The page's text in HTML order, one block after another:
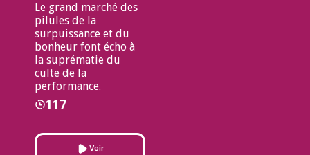
Le grand marché des
pilules de la
surpuissance et du
bonheur font écho à
la suprématie du
culte de la
performance.
117
Voir